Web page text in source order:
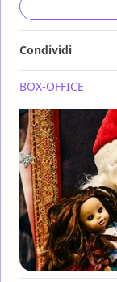
Condividi
BOX-OFFICE